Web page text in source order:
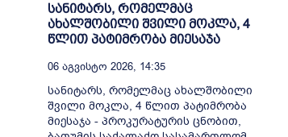
სანიტარს, რომელმაც
ახალშობილი შვილი მოკლა, 4
წლით პატიმრობა მიესაჯა
06 Აგვისტო 2026, 14:35
სანიტარს, რომელმაც ახალშობილი
შვილი მოკლა, 4 წლით პატიმრობა
მიესაჯა - პროკურატურის ცნობით,